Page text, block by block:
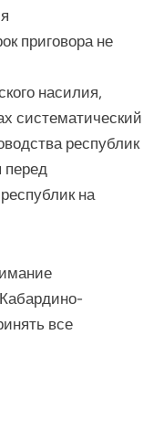
приговора не
насилия,
систематический
республик
перед
на
все